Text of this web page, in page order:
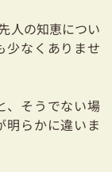
人の知恵につい
少なくありませ
、そうでない場
明らかに違いま